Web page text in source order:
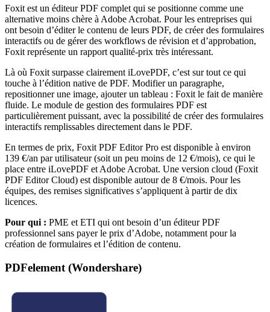
Foxit est un éditeur PDF complet qui se positionne comme une
alternative moins chère à Adobe Acrobat. Pour les entreprises qui
ont besoin d’éditer le contenu de leurs PDF, de créer des formulaires
interactifs ou de gérer des workflows de révision et d’approbation,
Foxit représente un rapport qualité-prix très intéressant.
Là où Foxit surpasse clairement iLovePDF, c’est sur tout ce qui
touche à l’édition native de PDF. Modifier un paragraphe,
repositionner une image, ajouter un tableau : Foxit le fait de manière
fluide. Le module de gestion des formulaires PDF est
particulièrement puissant, avec la possibilité de créer des formulaires
interactifs remplissables directement dans le PDF.
En termes de prix, Foxit PDF Editor Pro est disponible à environ
139 €/an par utilisateur (soit un peu moins de 12 €/mois), ce qui le
place entre iLovePDF et Adobe Acrobat. Une version cloud (Foxit
PDF Editor Cloud) est disponible autour de 8 €/mois. Pour les
équipes, des remises significatives s’appliquent à partir de dix
licences.
Pour qui : PME et ETI qui ont besoin d’un éditeur PDF
professionnel sans payer le prix d’Adobe, notamment pour la
création de formulaires et l’édition de contenu.
PDFelement (Wondershare)